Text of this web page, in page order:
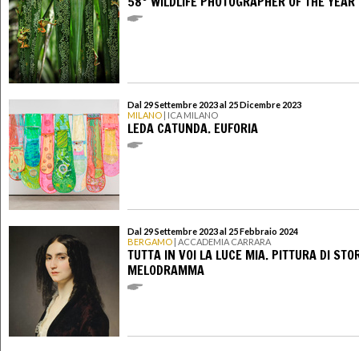
Dal 29 Settembre 2023 al 25 Dicembre 2023
MILANO | ICA MILANO
LEDA CATUNDA. EUFORIA
Dal 29 Settembre 2023 al 25 Febbraio 2024
BERGAMO | ACCADEMIA CARRARA
TUTTA IN VOI LA LUCE MIA. PITTURA DI
MELODRAMMA